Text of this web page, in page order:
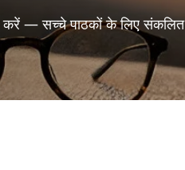
करें — सच्चे पाठकों के लिए संकलित